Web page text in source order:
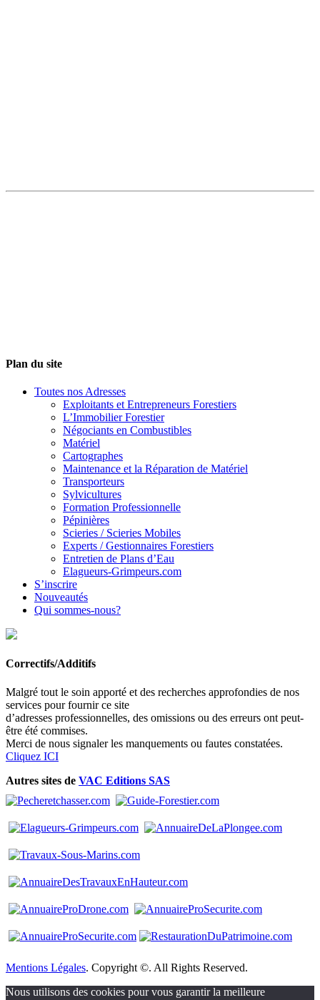
Plan du site
Toutes nos Adresses
Exploitants et Entrepreneurs Forestiers
L’Immobilier Forestier
Négociants en Combustibles
Matériel
Cartographes
Maintenance et la Réparation de Matériel
Transporteurs
Sylvicultures
Formation Professionnelle
Pépinières
Scieries / Scieries Mobiles
Experts / Gestionnaires Forestiers
Entretien de Plans d’Eau
Elagueurs-Grimpeurs.com
S’inscrire
Nouveautés
Qui sommes-nous?
Correctifs/Additifs
Malgré tout le soin apporté et des recherches approfondies de nos
services pour fournir ce site
d’adresses professionnelles, des omissions ou des erreurs ont peut-
être été commises.
Merci de nous signaler les manquements ou fautes constatées.
Cliquez ICI
Autres sites de VAC Editions SAS
Mentions Légales. Copyright ©. All Rights Reserved.
Nous utilisons des cookies pour vous garantir la meilleure